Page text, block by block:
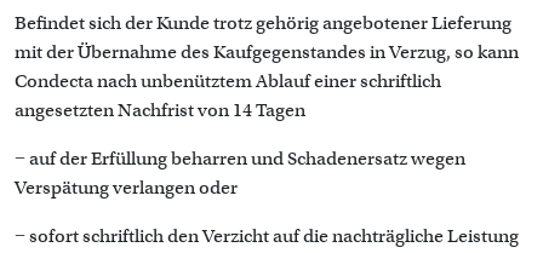
Befindet sich der Kunde trotz gehörig angebotener Lieferung
mit der Übernahme des Kaufgegenstandes in Verzug, so kann
Condecta nach unbenütztem Ablauf einer schriftlich
angesetzten Nachfrist von 14 Tagen
− auf der Erfüllung beharren und Schadenersatz wegen
Verspätung verlangen oder
− sofort schriftlich den Verzicht auf die nachträgliche Leistung